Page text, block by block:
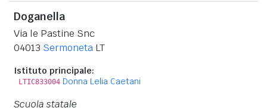
Doganella
Via le Pastine Snc
04013 Sermoneta LT
Istituto principale:
LTIC833004 Donna Lelia Caetani
Scuola statale